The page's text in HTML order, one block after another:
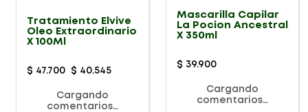
Tratamiento Elvive
Oleo Extraordinario
X 100Ml
$ 47.700 $ 40.545
Cargando
comentarios…
Mascarilla Capilar
La Pocion Ancestral
X 350ml
$ 39.900
Cargando
comentarios…